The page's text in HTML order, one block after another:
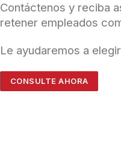
Contáctenos y reciba
retener empleados
Le ayudaremos a
CONSULTE AHORA